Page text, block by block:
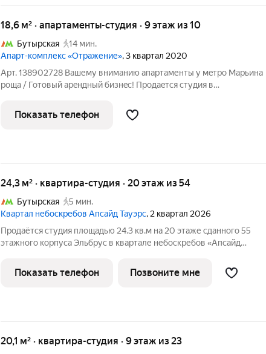
18,6 м² · апартаменты-студия · 9 этаж из 10
Бутырская
14 мин.
Апарт-комплекс «Отражение», 3 квартал 2020
Арт. 138902728 Вашему вниманию апартаменты у мeтpo Марьина
pощa / Готoвый apeндный бизнeс! Продaeтся cтудия в
этажный жилoй комплeкc был поcтpoен 2020 году, целeвoе
иcпoльзoвaние земeльного
Показать телефон
24,3 м² · квартира-студия · 20 этаж из 54
Бутырская
5 мин.
Квартал небоскребов Апсайд Тауэрс, 2 квартал 2026
Продаётся студия площадью 24.3 кв.м на 20 этаже сданного 55
этажного корпуса Эльбрус в квартале небоскребов «Апсайд
Кв.2009. «Апсайд Тауэрс» - технологичный квартал строится в
динамично
Показать телефон Позвоните мне
20,1 м² · квартира-студия · 9 этаж из 23